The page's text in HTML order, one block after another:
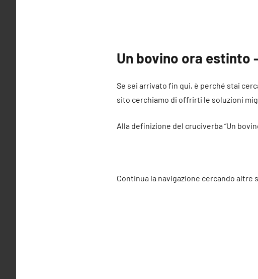
Un bovino ora estinto
Se sei arrivato fin qui, è perché stai
sito cerchiamo di offrirti le soluzioni
Alla definizione del cruciverba “Un
Continua la navigazione cercando altre